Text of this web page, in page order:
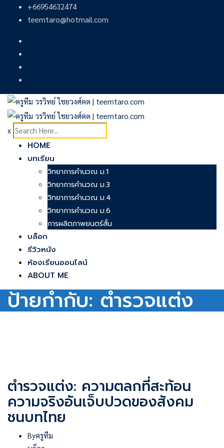
+66954632474
teemtaro@hotmail.com
x
HOME
บทเรียน
วิทยาการคำนวณ ม.1
วิทยาการคำนวณ ม.3
วิทยาการคำนวณ ม.4
วิทยาการคำนวณ ม.6
การผลิตภาพยนตร์สั้น
บล็อก
รีวิวหนัง
ห้องเรียนออนไลน์
ABOUT ME
ป้ายกำกับ:ตำรวจแต่ง
ตำรวจแต่ง: ความตลกที่สะท้อน
ความจริงอันเจ็บปวดของสังคม
ชนบทไทย
Byครูทีม